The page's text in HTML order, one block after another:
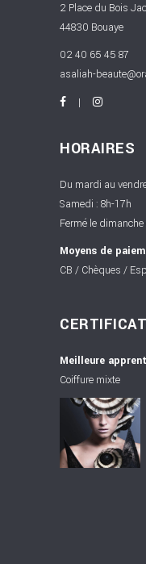
2 Place du Bois
44830 Bouaye
02 40 65 45 87
asaliah-
HORAIRES
Du mardi au
Samedi : 8h-17h
Fermé le
Moyens de
CB / Chèques /
Meilleure
Coiffure mixte